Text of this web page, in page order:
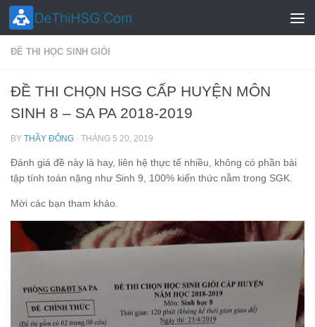
Skip to content
ĐỀ THI HỌC SINH GIỎI
ĐỀ THI CHỌN HSG CẤP HUYỆN MÔN
SINH 8 – SA PA 2018-2019
BY THẦY ĐÔNG · THÁNG 5 20, 2019
Đánh giá đề này là hay, liên hệ thực tế nhiều, không có phần bài
tập tính toán nặng như Sinh 9, 100% kiến thức nằm trong SGK.
Mời các bạn tham khảo.